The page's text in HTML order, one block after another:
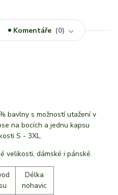
Komentáře 0
bavlny s možností utažení v
na bocích a jednu kapsu
S - 3XL.
velikosti, dámské i pánské.
Délka
nohavic